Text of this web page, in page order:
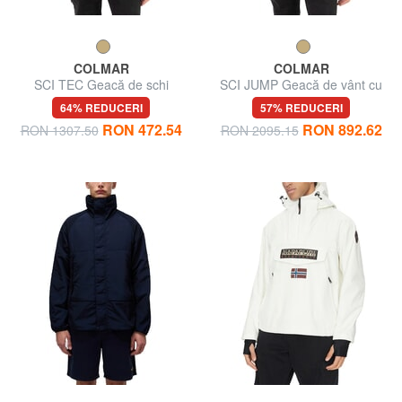
COLMAR
SCI TEC Geacă de schi
pentru bărbați
64% REDUCERI
RON 1307.50 RON 472.54
COLMAR
SCI JUMP Geacă de vânt cu
glugă reversibilă
57% REDUCERI
RON 2095.15 RON 892.62